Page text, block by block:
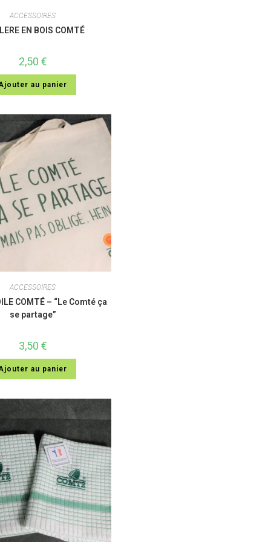
ACCESSOIRES
EN BOIS COMTÉ
2,50 €
au panier
ACCESSOIRES
COMTÉ – “Le Comté ça
se partage”
3,50 €
au panier